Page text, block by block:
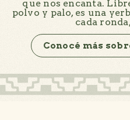
que nos encanta.
polvo y palo, es una
cada
Conocé más